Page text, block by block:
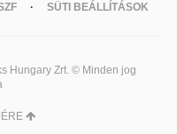
SÜTI BEÁLLÍTÁSOK
Hungary Zrt. © Minden jog